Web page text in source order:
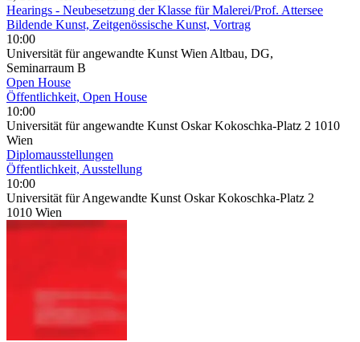
Hearings - Neubesetzung der Klasse für Malerei/Prof. Attersee
Bildende Kunst, Zeitgenössische Kunst, Vortrag
10:00
Universität für angewandte Kunst Wien Altbau, DG,
Seminarraum B
Open House
Öffentlichkeit, Open House
10:00
Universität für angewandte Kunst Oskar Kokoschka-Platz 2 1010
Wien
Diplomausstellungen
Öffentlichkeit, Ausstellung
10:00
Universität für Angewandte Kunst Oskar Kokoschka-Platz 2
1010 Wien